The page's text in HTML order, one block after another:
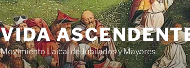
VIDA
Movimiento Laical de Jubilados y Mayores